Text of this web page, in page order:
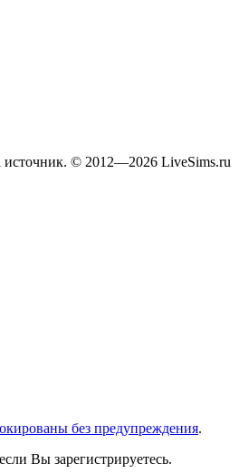
источник. © 2012—2026 LiveSims.ru
без предупреждения.
Вы зарегистрируетесь.